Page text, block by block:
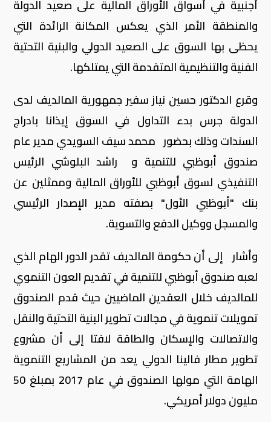
أجنبية في أسواق الأوراق المالية على صعيد الدولة
والمنطقة الأمر الذي يعكس المكانة الرائدة التي
يحظى بها السوق على الصعيد الدولي والبنية التحتية
الفنية والتنظيمية المتقدمة التي يمتلكها.
وقرع الدكتور حسين نياز سفير جمهورية المالديف لدى
الدولة جرس بدء التداول في السوق إيذانا بادراج
السندات وذلك بحضور محمد سيف السويدي مدير عام
صندوق أبوظبي للتنمية و راشد البلوشي الرئيس
التنفيذي لسوق أبوظبي للأوراق المالية وممثلين عن
بنك "أبوظبي الأول" بصفته مدير الإصدار الرئيسي
والمسجل ووكيل الدفع والتسوية.
وأشار إلى أن حكومة المالديف تقدر الدور الهام الذي
لعبه صندوق أبوظبي للتنمية في تقديم العون التنموي
للمالديف خلال العقدين الماضيين حيث قدم الصندوق
تمويلات تنموية في مجالات تطوير البنية التحتية والنقل
والاتصالات والإسكان والطاقة لافتا إلى أن مشروع
تطوير مطار فالينا الدولي يعد من المشاريع التنموية
الهامة التي مولها الصندوق في عام 2017 بمبلغ 50
مليون دولار أمريكي.